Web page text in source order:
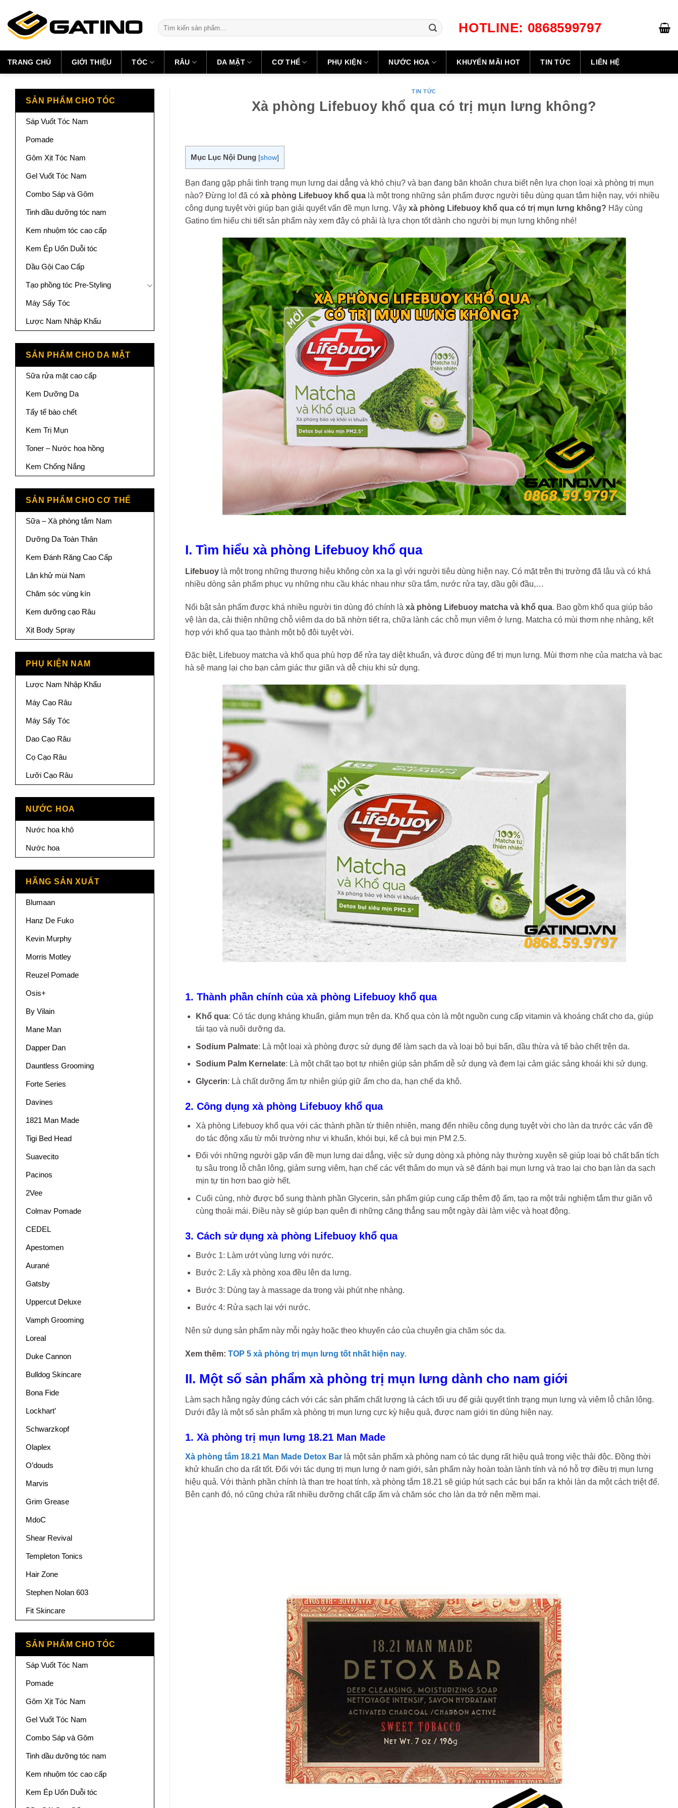
content
Tìm
kiếm:
HOTLINE: 0868599797
TRANG CHỦ GIỚI THIỆU TÓC RÂU DA MẶT CƠ THỂ PHỤ KIỆN NƯỚC HOA KHUYẾN MÃI HOT TIN TỨC LIÊN HỆ
SẢN PHẨM CHO TÓC
Sáp Vuốt Tóc Nam
Pomade
Gôm Xịt Tóc Nam
Gel Vuốt Tóc Nam
Combo Sáp và Gôm
Tinh dầu dưỡng tóc nam
Kem nhuộm tóc cao cấp
Kem Ép Uốn Duỗi tóc
Dầu Gội Cao Cấp
Tạo phồng tóc Pre-Styling
Máy Sấy Tóc
Lược Nam Nhập Khẩu
SẢN PHẨM CHO DA MẶT
Sữa rửa mặt cao cấp
Kem Dưỡng Da
Tẩy tế bào chết
Kem Trị Mụn
Toner – Nước hoa hồng
Kem Chống Nắng
SẢN PHẨM CHO CƠ THỂ
Sữa – Xà phòng tắm Nam
Dưỡng Da Toàn Thân
Kem Đánh Răng Cao Cấp
Lăn khử mùi Nam
Chăm sóc vùng kín
Kem dưỡng cạo Râu
Xịt Body Spray
PHỤ KIỆN NAM
Lược Nam Nhập Khẩu
Máy Cạo Râu
Máy Sấy Tóc
Dao Cạo Râu
Cọ Cạo Râu
Lưỡi Cạo Râu
NƯỚC HOA
Nước hoa khô
Nước hoa
HÃNG SẢN XUẤT
Blumaan
Hanz De Fuko
Kevin Murphy
Morris Motley
Reuzel Pomade
Osis+
By Vilain
Mane Man
Dapper Dan
Dauntless Grooming
Forte Series
Davines
1821 Man Made
Tigi Bed Head
Suavecito
Pacinos
2Vee
Colmav Pomade
CEDEL
Apestomen
Aurané
Gatsby
Uppercut Deluxe
Vamph Grooming
Loreal
Duke Cannon
Bulldog Skincare
Bona Fide
Lockhart’
Schwarzkopf
Olaplex
O’douds
Marvis
Grim Grease
MdoC
Shear Revival
Templeton Tonics
Hair Zone
Stephen Nolan 603
Fit Skincare
SẢN PHẨM CHO TÓC
Sáp Vuốt Tóc Nam
Pomade
Gôm Xịt Tóc Nam
Gel Vuốt Tóc Nam
Combo Sáp và Gôm
Tinh dầu dưỡng tóc nam
Kem nhuộm tóc cao cấp
Kem Ép Uốn Duỗi tóc
TIN TỨC
Xà phòng Lifebuoy khổ qua có trị mụn lưng không?
Mục Lục Nội Dung [show]
Bạn đang gặp phải tình trạng mụn lưng dai dẳng và khó chịu? và bạn đang băn khoăn chưa biết nên lựa chọn loại xà phòng trị mụn
nào? Đừng lo! đã có xà phòng Lifebuoy khổ qua là một trong những sản phẩm được người tiêu dùng quan tâm hiện nay, với nhiều
công dụng tuyệt vời giúp bạn giải quyết vấn đề mụn lưng. Vậy xà phòng Lifebuoy khổ qua có trị mụn lưng không? Hãy cùng
Gatino tìm hiểu chi tiết sản phẩm này xem đây có phải là lựa chọn tốt dành cho người bị mụn lưng không nhé!
I. Tìm hiểu xà phòng Lifebuoy khổ qua
Lifebuoy là một trong những thương hiệu không còn xa lạ gì với người tiêu dùng hiện nay. Có mặt trên thị trường đã lâu và có khá
nhiều dòng sản phẩm phục vụ những nhu cầu khác nhau như sữa tắm, nước rửa tay, dầu gội đầu,…
Nổi bật sản phẩm được khá nhiều người tin dùng đó chính là xà phòng Lifebuoy matcha và khổ qua. Bao gồm khổ qua giúp bảo
vệ làn da, cải thiện những chỗ viêm da do bã nhờn tiết ra, chữa lành các chỗ mụn viêm ở lưng. Matcha có mùi thơm nhẹ nhàng, kết
hợp với khổ qua tạo thành một bộ đôi tuyệt vời.
Đặc biệt, Lifebuoy matcha và khổ qua phù hợp để rửa tay diệt khuẩn, và được dùng để trị mụn lưng. Mùi thơm nhẹ của matcha và bạc
hà sẽ mang lại cho bạn cảm giác thư giãn và dễ chịu khi sử dụng.
1. Thành phần chính của xà phòng Lifebuoy khổ qua
Khổ qua: Có tác dụng kháng khuẩn, giảm mụn trên da. Khổ qua còn là một nguồn cung cấp vitamin và khoáng chất cho da, giúp
tái tạo và nuôi dưỡng da.
Sodium Palmate: Là một loại xà phòng được sử dụng để làm sạch da và loại bỏ bụi bẩn, dầu thừa và tế bào chết trên da.
Sodium Palm Kernelate: Là một chất tạo bọt tự nhiên giúp sản phẩm dễ sử dụng và đem lại cảm giác sảng khoái khi sử dụng.
Glycerin: Là chất dưỡng ẩm tự nhiên giúp giữ ẩm cho da, hạn chế da khô.
2. Công dụng xà phòng Lifebuoy khổ qua
Xà phòng Lifebuoy khổ qua với các thành phần từ thiên nhiên, mang đến nhiều công dụng tuyệt vời cho làn da trước các vấn đề
do tác động xấu từ môi trường như vi khuẩn, khói bụi, kể cả bụi mịn PM 2.5.
Đối với những người gặp vấn đề mụn lưng dai dẳng, việc sử dụng dòng xà phòng này thường xuyên sẽ giúp loại bỏ chất bẩn tích
tụ sâu trong lỗ chân lông, giảm sưng viêm, hạn chế các vết thâm do mụn và sẽ đánh bại mụn lưng và trao lại cho bạn làn da sạch
mịn tự tin hơn bao giờ hết.
Cuối cùng, nhờ được bổ sung thành phần Glycerin, sản phẩm giúp cung cấp thêm độ ẩm, tạo ra một trải nghiệm tắm thư giãn vô
cùng thoải mái. Điều này sẽ giúp bạn quên đi những căng thẳng sau một ngày dài làm việc và hoạt động.
3. Cách sử dụng xà phòng Lifebuoy khổ qua
Bước 1: Làm ướt vùng lưng với nước.
Bước 2: Lấy xà phòng xoa đều lên da lưng.
Bước 3: Dùng tay à massage da trong vài phút nhẹ nhàng.
Bước 4: Rửa sạch lại với nước.
Nên sử dụng sản phẩm này mỗi ngày hoặc theo khuyến cáo của chuyên gia chăm sóc da.
Xem thêm: TOP 5 xà phòng trị mụn lưng tốt nhất hiện nay.
II. Một số sản phẩm xà phòng trị mụn lưng dành cho nam giới
Làm sạch hằng ngày đúng cách với các sản phẩm chất lượng là cách tối ưu để giải quyết tình trạng mụn lưng và viêm lỗ chân lông.
Dưới đây là một số sản phẩm xà phòng trị mụn lưng cực kỳ hiệu quả, được nam giới tin dùng hiện nay.
1. Xà phòng trị mụn lưng 18.21 Man Made
Xà phòng tắm 18.21 Man Made Detox Bar là một sản phẩm xà phòng nam có tác dụng rất hiệu quả trong việc thải độc. Đồng thời
khử khuẩn cho da rất tốt. Đối với tác dụng trị mụn lưng ở nam giới, sản phẩm này hoàn toàn lành tính và nó hỗ trợ điều trị mụn lưng
hiệu quả. Với thành phần chính là than tre hoạt tính, xà phòng tắm 18.21 sẽ giúp hút sạch các bụi bẩn ra khỏi làn da một cách triệt để.
Bên cạnh đó, nó cũng chứa rất nhiều dưỡng chất cấp ẩm và chăm sóc cho làn da trở nên mềm mại.